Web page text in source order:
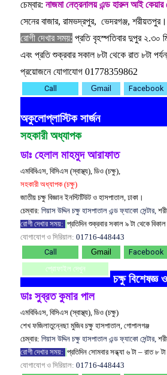
চেম্বার: নাজমা নেত্রনালয় এন্ড হারুন আই কেয়ার
সেনের বাজার, রামভদ্রপুর, ভেদরগঞ্জ, শরীয়তপুর।
রোগী দেখার সময়: প্রতি বৃহস্পতিবার দুপুর ২.৩০
এবং প্রতি শুক্রবার সকাল ৮টা থেকে রাত ৮টা
প্রয়োজনে যোগাযোগ 01778359862
Call Gmail Facebook
অকুলোপ্লাস্টিক সার্জন
সহকারী অধ্যাপক
ডাঃ হেলাল মাহমুদ আরাফাত
এমবিবিএস, বিসিএস (স্বাস্থ্য), ডিও (চক্ষু),
সহকারী অধ্যাপক (চক্ষু)
জাতীয় চক্ষু বিজ্ঞান ইনস্টিটিউট ও হাসপাতাল, ঢাকা।
চেম্বার: গিয়াস উদ্দিন চক্ষু হাসপাতাল এন্ড ফ্যাকো সেন্টার,
রোগী দেখার সময়: প্রতিদিন শুক্রবার সকাল ৯ টা থেকে
যোগাযোগ ও সিরিয়াল: 01716-448443
Call Gmail Facebook
প্রোফাইল দেখুন
চক্ষু বিশেষজ্ঞ
ডাঃ সুব্রত কুমার পাল
এমবিবিএস, বিসিএস (স্বাস্থ্য), ডিও (চক্ষু)
শেখ ফজিলাতুন্নেছা মুজিব চক্ষু হাসপাতাল, গোপালগঞ্জ
চেম্বার: গিয়াস উদ্দিন চক্ষু হাসপাতাল এন্ড ফ্যাকো সেন্টার,
রোগী দেখার সময়: প্রতিদিন সোমবার সন্ধ্যা ৬ টা – রাত ৮ টা
যোগাযোগ ও সিরিয়াল: 01716-448443